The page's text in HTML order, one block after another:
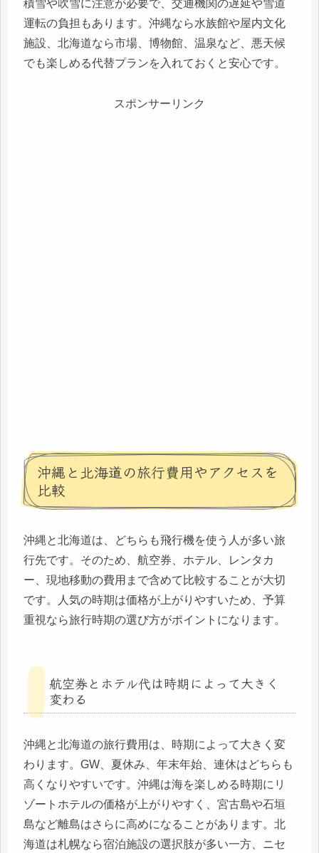
積雪や吹雪に注意が必要で、交通機関の遅延や雪道
運転の負担もあります。沖縄なら水族館や屋内文化
施設、北海道なら市場、博物館、温泉など、悪天候
でも楽しめる代替プランを入れておくと安心です。
スポンサーリンク
沖縄と北海道の旅行費用やアクセスを
比較
沖縄と北海道は、どちらも飛行機を使う人が多い旅
行先です。そのため、航空券、ホテル、レンタカ
ー、現地移動の費用まで含めて比較することが大切
です。人気の時期は価格が上がりやすいため、予算
重視なら旅行時期の選び方がポイントになります。
航空券とホテル代は時期によって大きく
変わる
沖縄と北海道の旅行費用は、時期によって大きく変
わります。GW、夏休み、年末年始、連休はどちらも
高くなりやすいです。沖縄は海を楽しめる時期にリ
ゾートホテルの価格が上がりやすく、宮古島や石垣
島など離島はさらに高めになることがあります。北
海道は札幌なら宿泊施設の選択肢が多い一方、ニセ